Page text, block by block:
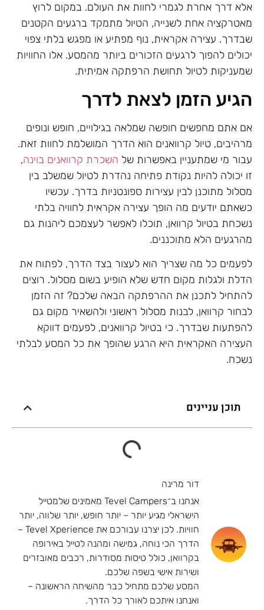
אלא דרך אחרת לגמרי לחוות את העולם. במקום לרוץ
מאטרקציה אחת לשנייה, הטיול מתמקד ברגעים הקטנים
שבדרך. עצירה אקראית, נוף מפתיע או מפגש בלתי צפוי
יכולים להפוך לרגעים הזכורים ביותר מהמסע. אלו החוויות
שמעניקות לטיול תחושת הרפתקה אמיתית.
הגיע הזמן לצאת לדרך
אם אתם מחפשים חופשה שמלאה בגילויים, חופש ונופים
מרהיבים, טיול קרוואנים הוא הדרך המושלמת לחוות זאת.
עבור מי שמתעניין באפשרות של השכרת קרוואנים בוינה,
זו יכולה להיות נקודת פתיחה נהדרת לטיול שמשלב בין
מסלול מתוכנן לבין עצירות ספונטניות בדרך. עכשיו
כשאתם יודעים מה הופך עצירה אקראית לחוויה בלתי
נשכחת בטיול קרוואן, תוכלו לאפשר לעצמכם ליהנות גם
מהרגעים הלא מתוכננים.
לפעמים כל מה שצריך הוא לעצור בצד הדרך, לפתוח את
הדלת ולגלות מקום חדש שלא הופיע בשום מסלול. רוצים
להתחיל לתכנן את ההרפתקה הבאה שלכם? זה הזמן
לבחור קרוואן, לבנות מסלול ראשוני ולהשאיר מקום גם
להפתעות שבדרך. כי בטיול קרוואנים, לפעמים דווקא
העצירה האקראית היא הרגע שהופך את כל המסע לבלתי
נשכח.
תוכן עניינים
דור מרינה
אנחנו ב־Tevel Campers מאמינים שלמטייל
הישראלי מגיע יותר – יותר חופש, יותר שלווה, יותר
חוויות. לכן יצרנו עבורכם את Tevel Xperience –
הדרך הכי נוחה, גמישה ומהנה לטייל באירופה
בקרוואן, כולל טיסות מסודרות, רכבים מאובזרים
ושירות אישי בשפה שלכם.
המסע שלכם מתחיל כבר מהשיחה הראשונה –
ואנחנו איתכם לאורך כל הדרך.